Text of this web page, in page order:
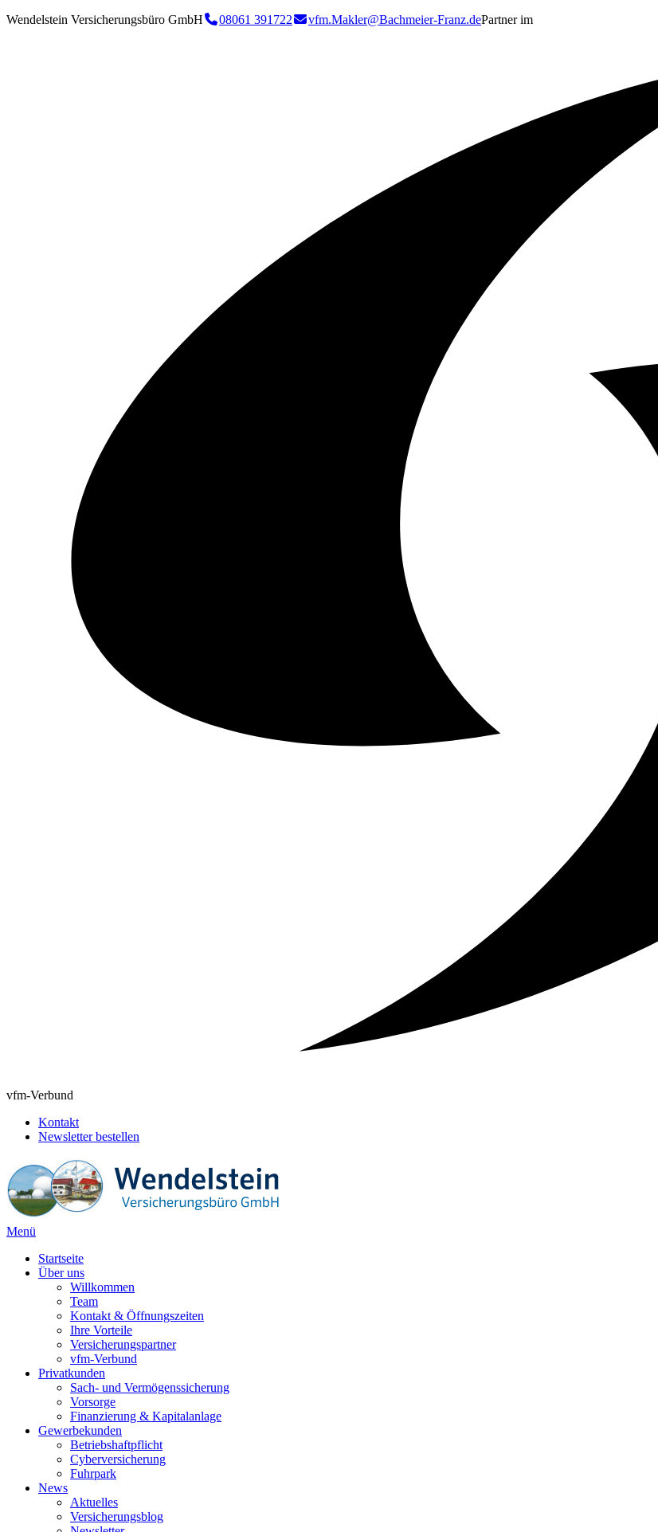
Wendelstein Versicherungsbüro GmbH 08061 391722 vfm.Makler@Bachmeier-Franz.dePartner im
vfm-Verbund
Kontakt
Newsletter bestellen
Menü
Startseite
Über uns
Willkommen
Team
Kontakt & Öffnungszeiten
Ihre Vorteile
Versicherungspartner
vfm-Verbund
Privatkunden
Sach- und Vermögenssicherung
Vorsorge
Finanzierung & Kapitalanlage
Gewerbekunden
Betriebshaftpflicht
Cyberversicherung
Fuhrpark
News
Aktuelles
Versicherungsblog